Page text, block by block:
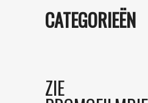
CATEGORIEËN
ZIE